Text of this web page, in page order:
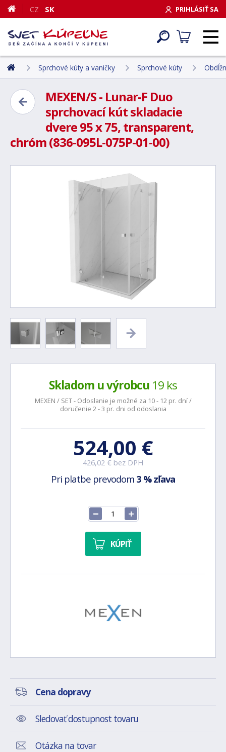
PRIHLÁSIŤ SA
CZ SK
Sprchové kúty a vaničky Sprchové kúty
MEXEN/S - Lunar-F Duo
sprchovací kút skladacie
dvere 95 x 75, transparent,
chróm (836-095L-075P-01-00)
Skladom u výrobcu 19 ks
MEXEN / SET - Odoslanie je možné za 10 - 12 pr. dní /
doručenie 2 - 3 pr. dni od odoslania
524,00 €
426,02 € bez DPH
Pri platbe prevodom 3 % zľava
KÚPIŤ
Cena dopravy
Sledovať dostupnost tovaru
Otázka na tovar